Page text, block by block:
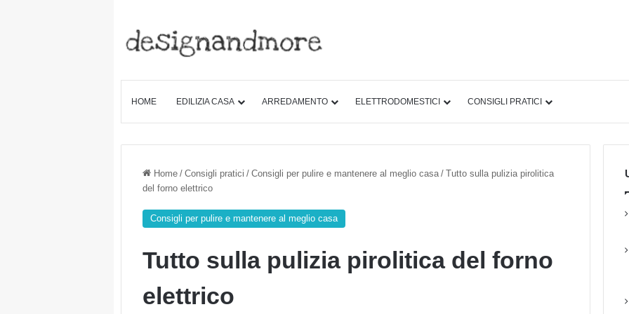
HOME EDILIZIA CASA ARREDAMENTO ELETTRODOMESTICI CONSIGLI PRATICI
Home / Consigli pratici / Consigli per pulire e mantenere al meglio casa / Tutto sulla pulizia pirolitica
del forno elettrico
Consigli per pulire e mantenere al meglio casa
Tutto sulla pulizia pirolitica del forno
elettrico